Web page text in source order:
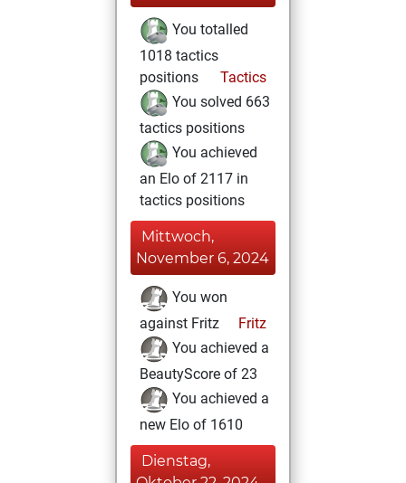
You totalled
1018 tactics
positions
Tactics
You solved 663
tactics positions
You achieved
an Elo of 2117 in
tactics positions
Mittwoch,
November 6, 2024
You won
against Fritz
Fritz
You achieved a
BeautyScore of 23
You achieved a
new Elo of 1610
Dienstag,